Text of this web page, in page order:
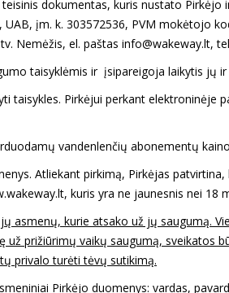
dokumentas, kuris nustato
UAB, įm. k. 303572536, PVM mokėtojo
Nemėžis, el. paštas info@wakeway.lt,
taisyklėmis ir įsipareigoja laikytis jų
taisykles. Pirkėjui perkant elektroninėje
vandenlenčių abonementų
Atliekant pirkimą, Pirkėjas
, kuris yra ne jaunesnis nei 18
asmenų, kurie atsako už jų saugumą.
prižiūrimų vaikų saugumą, sveikatos
privalo turėti tėvų sutikimą.
Pirkėjo duomenys: vardas,